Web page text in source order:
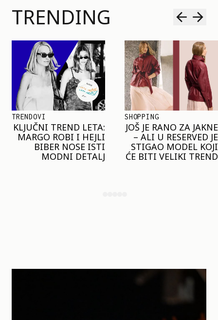
TRENDING
SHOPPING
JOŠ JE RANO ZA JAKNE
– ALI U RESERVED JE
STIGAO MODEL KOJI
ĆE BITI VELIKI TREND
TRENDOVI
NAJVEĆI MIKRO-
TREND SEZONE VAS
POZIVA DA SPOJITE
NESPOJIVO